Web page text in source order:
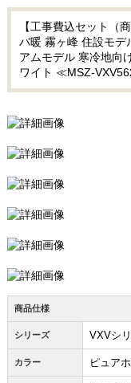
【工事費込セット（
バ暖 霧ヶ峰 住設モデ
アムモデル 寒冷地向
ワイト ≪MSZ-
商品仕様
シリーズ VXVシ
カラー ピュア